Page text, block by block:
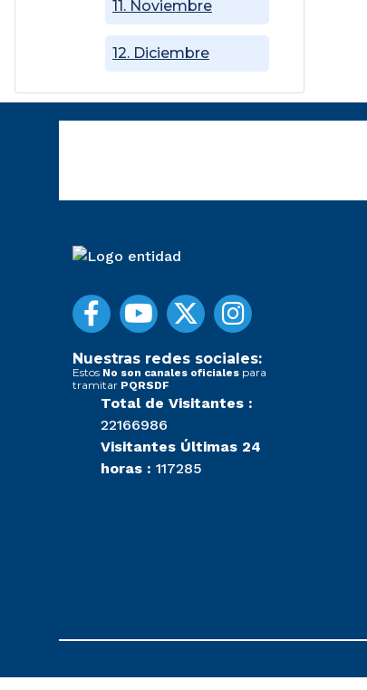
11. Noviembre
12. Diciembre
Nuestras redes sociales:
Estos No son canales oficiales para
tramitar PQRSDF
Total de Visitantes :
22166986
Visitantes Últimas 24
horas : 117285